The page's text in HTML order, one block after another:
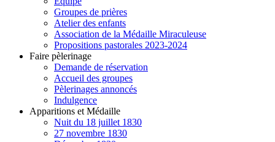
Groupes de prières
Atelier des enfants
Association de la Médaille Miraculeuse
Propositions pastorales 2023-2024
Faire pèlerinage
Demande de réservation
Accueil des groupes
Pèlerinages annoncés
Indulgence
Apparitions et Médaille
Nuit du 18 juillet 1830
27 novembre 1830